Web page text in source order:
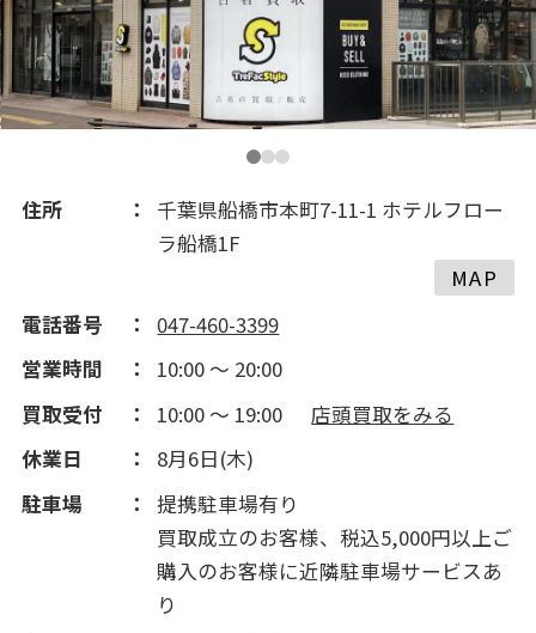
2017(253)
2016(352)
2015(231)
2012(264)
2011(142)
住所
千葉県船橋市本町7-11-1 ホテルフロー
ラ船橋1F
MAP
電話番号
047-460-3399
営業時間
10:00 ～ 20:00
買取受付
10:00 ～ 19:00
店頭買取をみる
休業日
8月6日(木)
駐車場
提携駐車場有り
買取成立のお客様、税込5,000円以上ご
購入のお客様に近隣駐車場サービスあ
り